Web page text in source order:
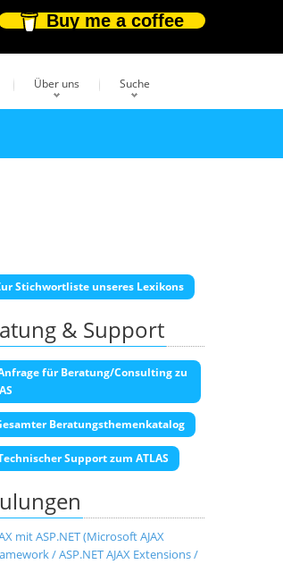
Buy me a coffee
Über uns Suche
Stichwortliste unseres Lexikons
& Support
für Beratung/Consulting zu
Beratungsthemenkatalog
Support zum ATLAS
mit ASP.NET (Microsoft AJAX
/ ASP.NET AJAX Extensions /